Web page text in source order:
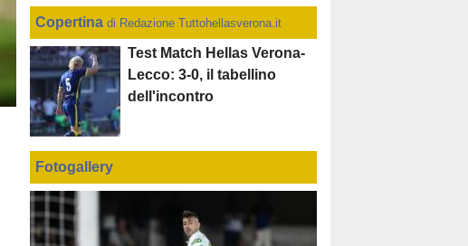
Copertina di Redazione Tuttohellasverona.it
Test Match Hellas Verona-
Lecco: 3-0, il tabellino
dell'incontro
Fotogallery